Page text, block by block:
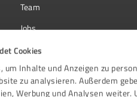
Cookies
um Inhalte und Anzeigen zu
zu analysieren. Außerdem
Werbung und Analysen
Team
Jobs
Kundenstimmen
Kontakt